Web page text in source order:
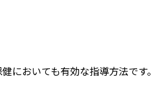
においても有効な指導方法です